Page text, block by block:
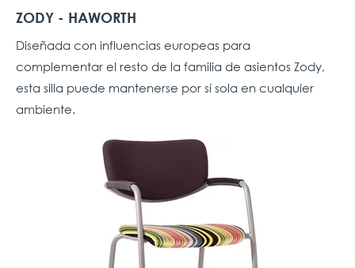
ZODY - HAWORTH
Diseñada con influencias europeas para
complementar el resto de la familia de asientos Zody,
esta silla puede mantenerse por sí sola en cualquier
ambiente.